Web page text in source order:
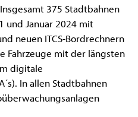
375 Stadtbahnen
und Januar 2024 mit
neuen ITCS-Bordrechnern
Fahrzeuge mit der längsten
digitale
In allen Stadtbahnen